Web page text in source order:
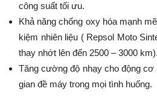
công suất tối ưu.
Khả năng chống oxy hóa mạnh
kiệm nhiên liệu ( Repsol Moto
thay nhớt lên đến 2500 – 3000 km).
Tăng cường độ nhạy cho động
gian đề máy trong mọi tình huống.